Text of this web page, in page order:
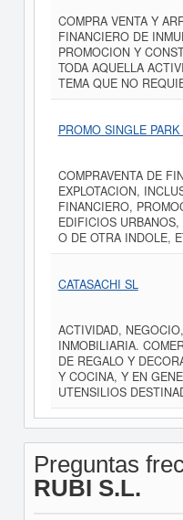
COMPRA VENTA Y
FINANCIERO DE
PROMOCION Y
TODA AQUELLA
TEMA QUE NO
PROMO SINGLE PARK
COMPRAVENTA DE
EXPLOTACION,
FINANCIERO,
EDIFICIOS
O DE OTRA INDOLE,
CATASACHI SL
ACTIVIDAD,
INMOBILIARIA.
DE REGALO Y
Y COCINA, Y EN
UTENSILIOS
Preguntas
RUBI S.L.